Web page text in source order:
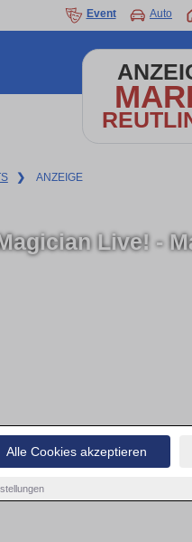
Alle Cookies akzeptieren
Event Auto
❯ ANZEIGE
Live! -